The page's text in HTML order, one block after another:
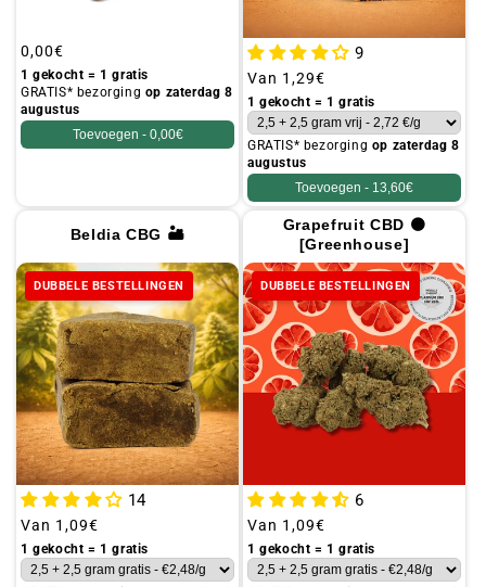
Gebruikelijke
prijs
0,00€
1 gekocht = 1 gratis
GRATIS* bezorging op zaterdag 8
augustus
Toevoegen - 0,00€
9
Gebruikelijke
prijs
Van 1,29€
1 gekocht = 1 gratis
GRATIS* bezorging op zaterdag 8
augustus
Toevoegen - 13,60€
Beldia CBG 🏜️
DUBBELE BESTELLINGEN
14
Gebruikelijke
prijs
Van 1,09€
1 gekocht = 1 gratis
Grapefruit CBD 🟠
[Greenhouse]
DUBBELE BESTELLINGEN
6
Gebruikelijke
prijs
Van 1,09€
1 gekocht = 1 gratis